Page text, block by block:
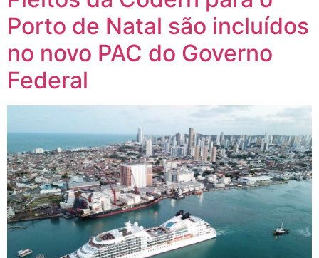
Porto de Natal são incluídos
no novo PAC do Governo
Federal